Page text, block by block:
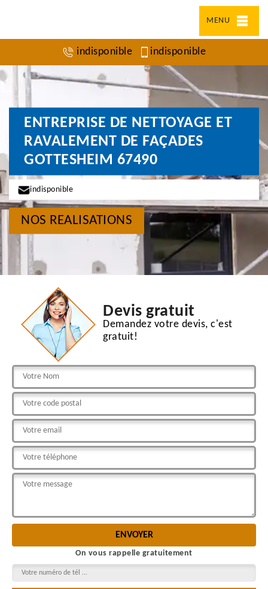
MENU
indisponible indisponible
ENTREPRISE DE NETTOYAGE ET
RAVALEMENT DE FAÇADES
GOTTESHEIM 67490
indisponible
NOS REALISATIONS
Devis gratuit
Demandez votre devis, c'est
gratuit!
On vous rappelle gratuitement